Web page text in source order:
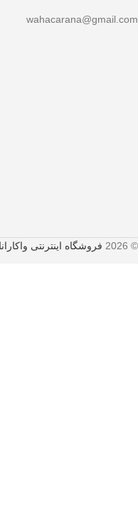
wahacarana@gmail.com
تخفیف ویژه صرفاً مختص
© 2026 فروشگاه اینترنتی واکارانا